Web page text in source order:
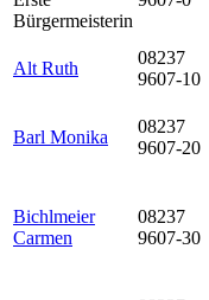
Bürgermeisterin
Alt Ruth
08237
9607-10
Barl Monika
08237
9607-20
Bichlmeier
Carmen
08237
9607-30